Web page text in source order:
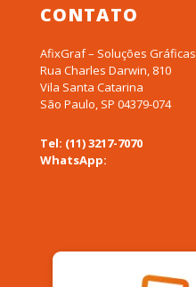
CONTATO
AfixGraf – Soluções Gráficas
Rua Charles Darwin, 810
Vila Santa Catarina
São Paulo, SP 04379-074
Tel: (11) 3217-7070
WhatsApp: